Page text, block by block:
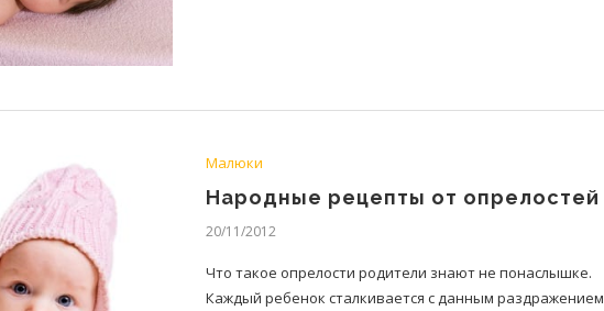
Малюки
Народные рецепты от опрелостей
20/11/2012
Что такое опрелости родители знают не понаслышке.
Каждый ребенок сталкивается с данным раздражением